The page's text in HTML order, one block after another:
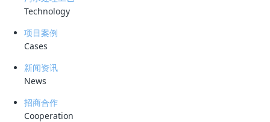
Technology
项目案例
Cases
新闻资讯
News
招商合作
Cooperation
加氢等工艺环节，会不可避免地产生含硫和含氮化合物。这些化合物在高
水或水洗处理之后，这些有害物质会进入废水系统，形成含硫废水或酸性
高含油酸性水的水质特点十分明显，其油脂、酸性物质和悬浮物质的含量
都很高。这些物质的存在使得水体浑浊，散发出异味，不仅对环境造成了